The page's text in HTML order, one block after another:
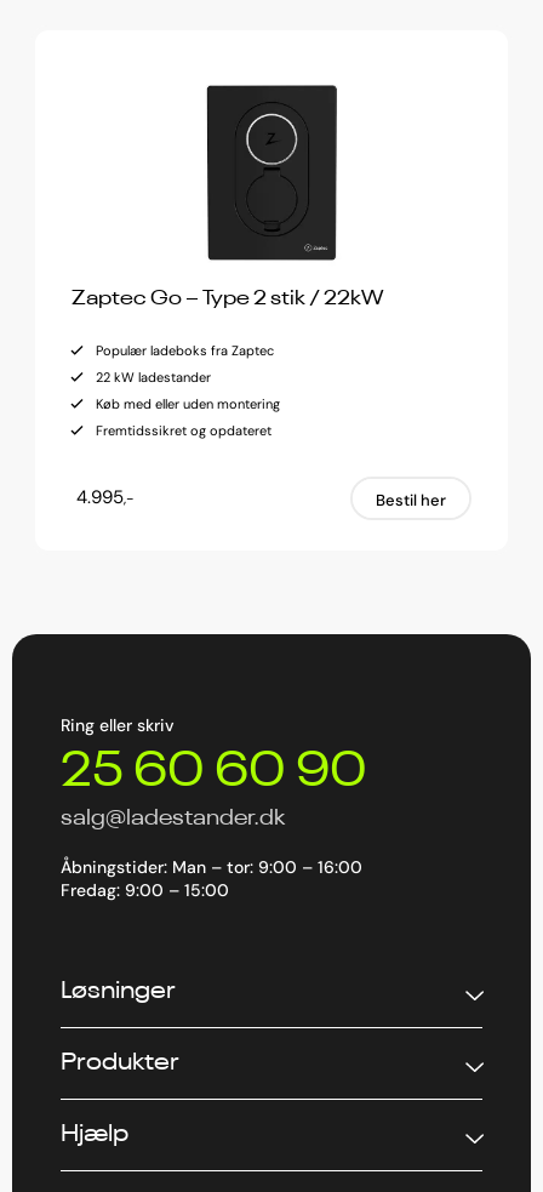
Zaptec Go – Type 2 stik / 22kW
Populær ladeboks fra Zaptec
22 kW ladestander
Køb med eller uden montering
Fremtidssikret og opdateret
4.995,- Bestil her
Ring eller skriv
25 60 60 90
salg@ladestander.dk
Åbningstider: Man – tor: 9:00 – 16:00
Fredag: 9:00 – 15:00
Løsninger
Produkter
Hjælp